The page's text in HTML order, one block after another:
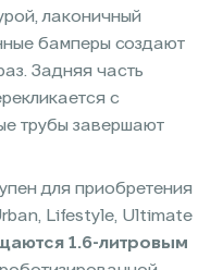
лаконичный
бамперы создают
Задняя часть
с
трубы завершают
для приобретения
Lifestyle, Ultimate
1.6-литровым